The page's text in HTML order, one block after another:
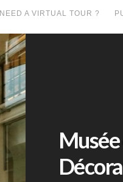
NEED A VIRTUAL TOUR ?